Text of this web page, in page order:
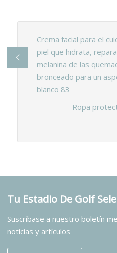
Crema facial para el
piel que hidrata,
melanina de las
bronceado para un
blanco 83
Ropa
Tu Estadio De Golf
Suscríbase a nuestro boletín
noticias y artículos